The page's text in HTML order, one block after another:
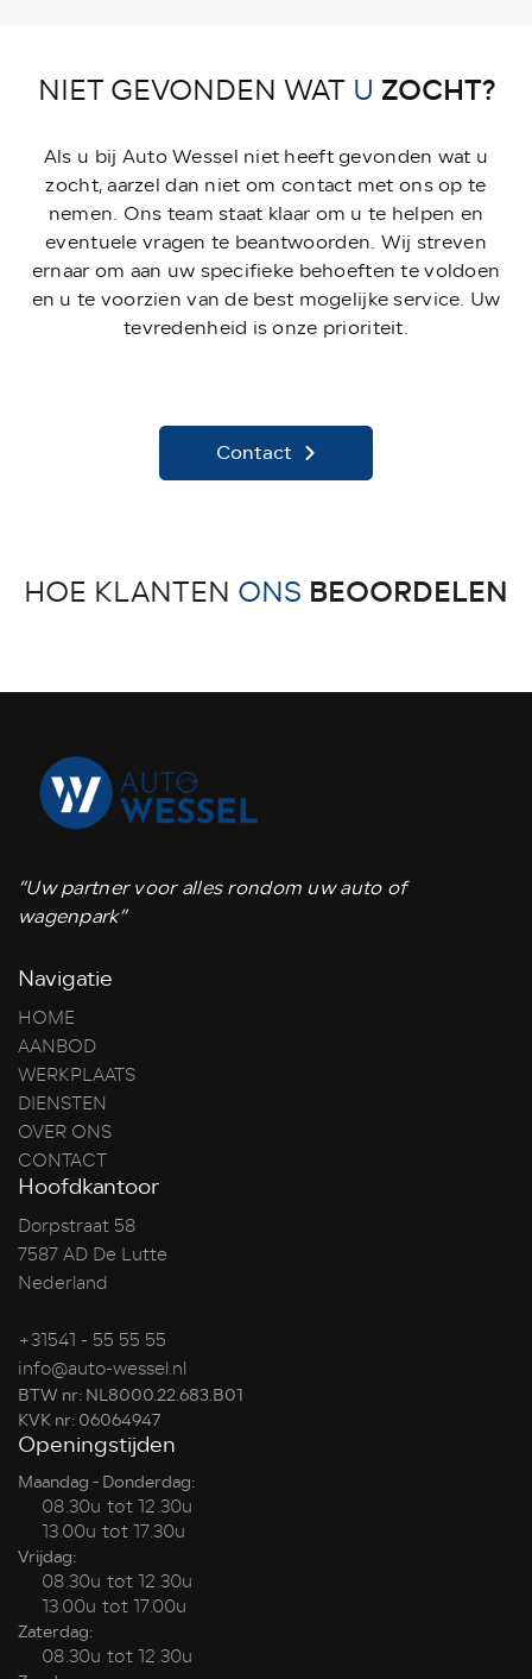
NIET GEVONDEN WAT U ZOCHT?
Als u bij Auto Wessel niet heeft gevonden wat u
zocht, aarzel dan niet om contact met ons op te
nemen. Ons team staat klaar om u te helpen en
eventuele vragen te beantwoorden. Wij streven
ernaar om aan uw specifieke behoeften te voldoen
en u te voorzien van de best mogelijke service. Uw
tevredenheid is onze prioriteit.
Contact
HOE KLANTEN ONS BEOORDELEN
“Uw partner voor alles rondom uw auto of
wagenpark”
Navigatie
HOME
AANBOD
WERKPLAATS
DIENSTEN
OVER ONS
CONTACT
Hoofdkantoor
Dorpstraat 58
7587 AD De Lutte
Nederland
+31541 - 55 55 55
info@auto-wessel.nl
BTW nr: NL8000.22.683.B01
KVK nr: 06064947
Openingstijden
Maandag - Donderdag:
08.30u tot 12.30u
13.00u tot 17.30u
Vrijdag:
08.30u tot 12.30u
13.00u tot 17.00u
Zaterdag:
08.30u tot 12.30u